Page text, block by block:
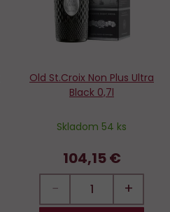
Old St.Croix Non Plus Ultra
Black 0,7l
Skladom 54 ks
104,15 €
− +